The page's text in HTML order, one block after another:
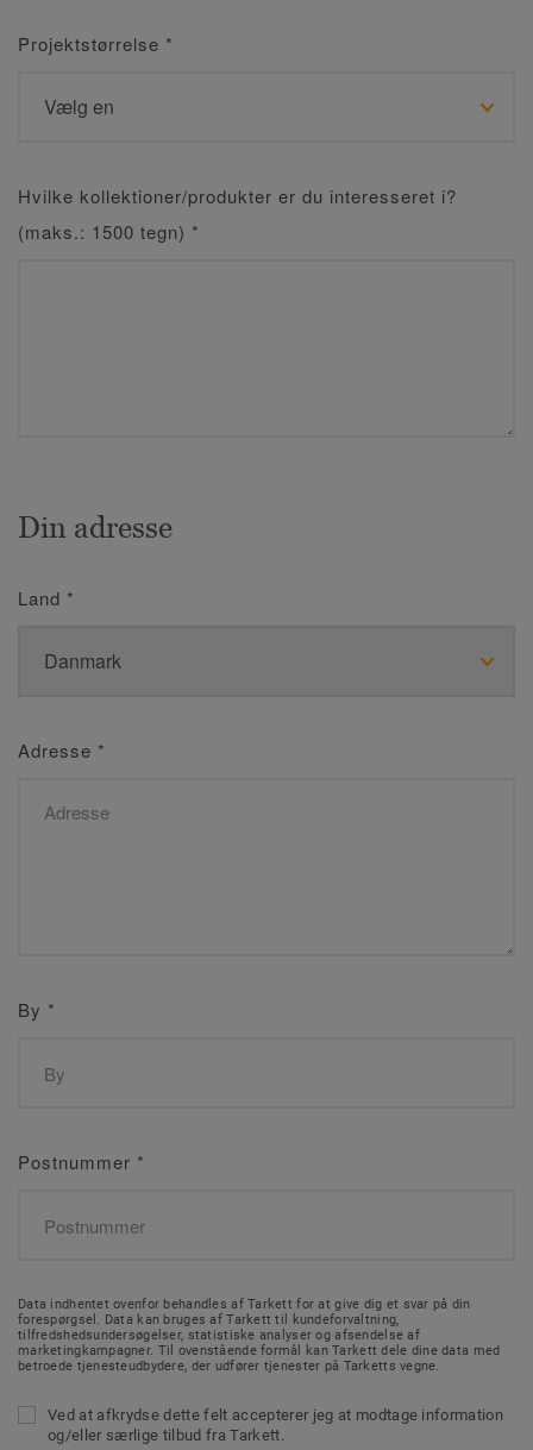
Projektstørrelse *
Hvilke kollektioner/produkter er du interesseret i?
(maks.: 1500 tegn) *
Din adresse
Land *
Adresse *
By *
Postnummer *
Data indhentet ovenfor behandles af Tarkett for at give dig et svar på din
forespørgsel. Data kan bruges af Tarkett til kundeforvaltning,
tilfredshedsundersøgelser, statistiske analyser og afsendelse af
marketingkampagner. Til ovenstående formål kan Tarkett dele dine data med
betroede tjenesteudbydere, der udfører tjenester på Tarketts vegne.
Ved at afkrydse dette felt accepterer jeg at modtage information
og/eller særlige tilbud fra Tarkett.